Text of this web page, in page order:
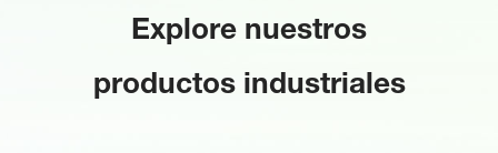
Explore nuestros
productos industriales